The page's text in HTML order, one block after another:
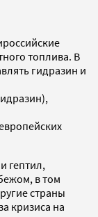
топлива. В
гидразин и
гептил,
в том
страны
кризиса на